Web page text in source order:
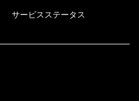
サービスステータス